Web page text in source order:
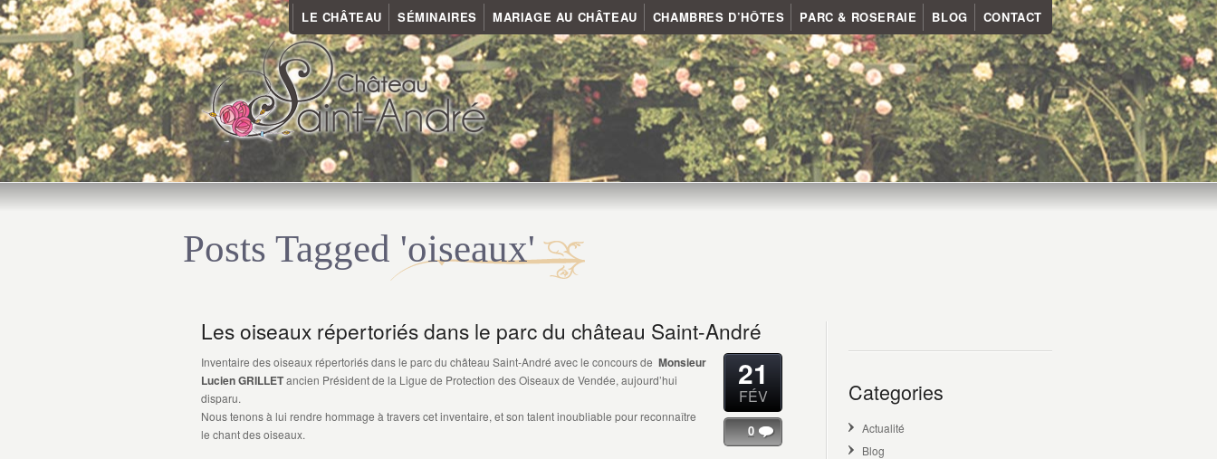
LE CHÂTEAU SÉMINAIRES MARIAGE AU CHÂTEAU CHAMBRES D’HÔTES PARC & ROSERAIE BLOG CONTACT
Posts Tagged 'oiseaux'
Les oiseaux répertoriés dans le parc du château Saint-André
Inventaire des oiseaux répertoriés dans le parc du château Saint-André avec le concours de Monsieur
Lucien GRILLETancien Président de la Ligue de Protection des Oiseaux de Vendée, aujourd’hui
disparu.
Nous tenons à lui rendre hommage à travers cet inventaire, et son talent inoubliable pour reconnaître
le chant des oiseaux.
21
FÉV
0
Categories
Actualité
Blog